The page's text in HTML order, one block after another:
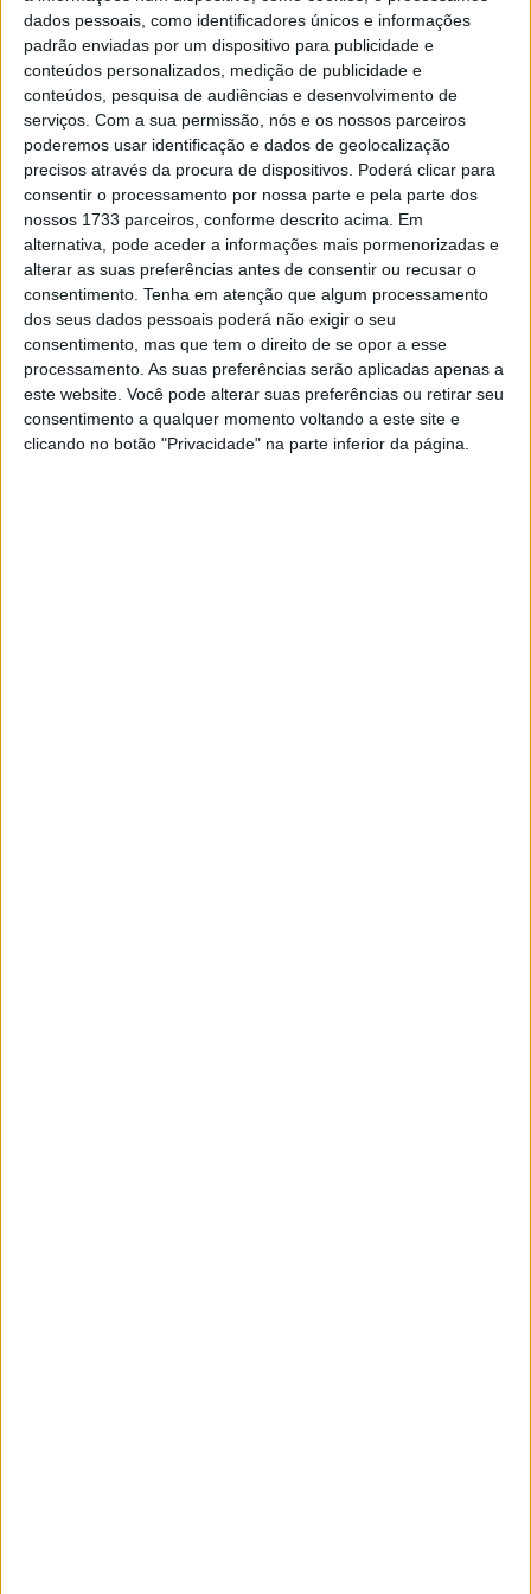
dados pessoais, como identificadores únicos e informações
padrão enviadas por um dispositivo para publicidade e
conteúdos personalizados, medição de publicidade e
conteúdos, pesquisa de audiências e desenvolvimento de
serviços. Com a sua permissão, nós e os nossos parceiros
poderemos usar identificação e dados de geolocalização
precisos através da procura de dispositivos. Poderá clicar para
consentir o processamento por nossa parte e pela parte dos
nossos 1733 parceiros, conforme descrito acima. Em
alternativa, pode aceder a informações mais pormenorizadas e
alterar as suas preferências antes de consentir ou recusar o
consentimento. Tenha em atenção que algum processamento
dos seus dados pessoais poderá não exigir o seu
consentimento, mas que tem o direito de se opor a esse
processamento. As suas preferências serão aplicadas apenas a
este website. Você pode alterar suas preferências ou retirar seu
consentimento a qualquer momento voltando a este site e
clicando no botão "Privacidade" na parte inferior da página.
No primeiro dia os raios da roda de trás alargaram todos
mas tivemos sorte por serem só 60 km. No derradeiro dia
de corrida, fiquei sem travão de trás ao km 50 e só
conseguimos reparar ao km 200. As corridas são assim,
nem sempre corre tudo a 100% e Portalegre é
Portalegre… tudo acontece. Obrigado especial ao Rogério
Barrancos e ao Rui Assunção da MXT“.
A feliz coincidência foi que ovencedor da Baja Portalegre
em 1993, Carlos Crespo, esteve presente com uma moto
igual à de David Megre para abrir o prólogo com o
número 00. Numa amostra de que o espírito do TT está
bem vivo entreduas gerações separadas por 30 anos,
Crespoemprestou a sua moto para peças , possibilitando
assim a Megre terminar a prova numa boa posição.